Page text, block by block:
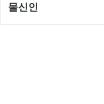
물신인